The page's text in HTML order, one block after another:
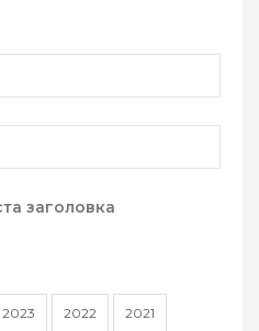
заголовка
2023 2022 2021